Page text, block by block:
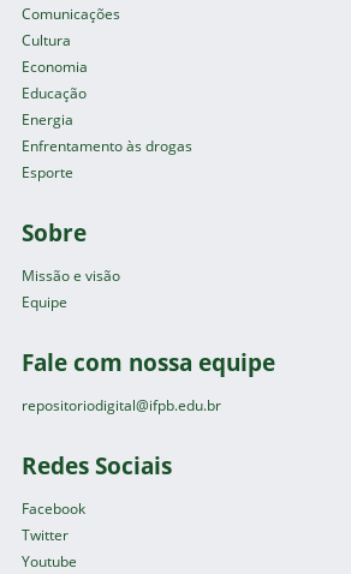
Comunicações
Cultura
Economia
Educação
Energia
Enfrentamento às drogas
Esporte
Sobre
Missão e visão
Equipe
Fale com nossa equipe
repositoriodigital@ifpb.edu.br
Redes Sociais
Facebook
Twitter
Youtube